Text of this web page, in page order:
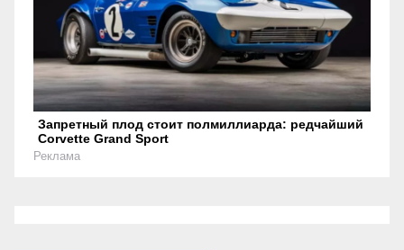
Запретный плод стоит полмиллиарда: редчайший
Corvette Grand Sport
Реклама